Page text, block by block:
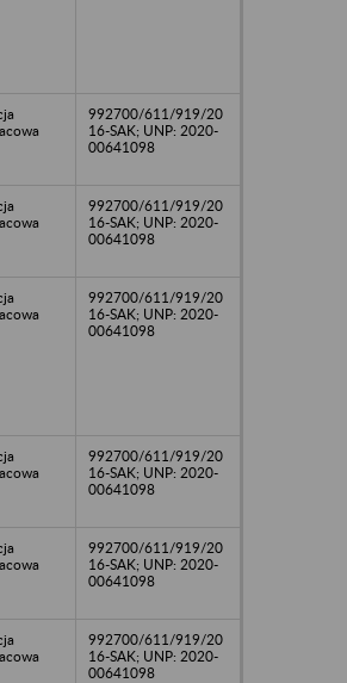
992700/611/919/20
16-SAK; UNP: 2020-
00641098
992700/611/919/20
16-SAK; UNP: 2020-
00641098
992700/611/919/20
16-SAK; UNP: 2020-
00641098
992700/611/919/20
16-SAK; UNP: 2020-
00641098
992700/611/919/20
16-SAK; UNP: 2020-
00641098
992700/611/919/20
16-SAK; UNP: 2020-
00641098